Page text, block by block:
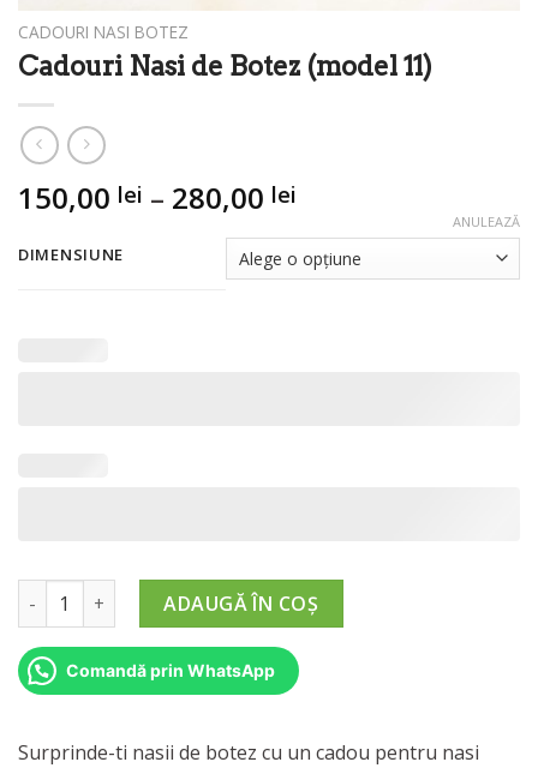
CADOURI NASI BOTEZ
Cadouri Nasi de Botez (model 11)
150,00 lei – 280,00 lei
prețuri:
150,00 lei
DIMENSIUNE
ANULEAZĂ
Cantitate Cadouri Nasi de Botez (model 11)
ADAUGĂ ÎN COȘ
Comandă prin WhatsApp
Surprinde-ti nasii de botez cu un cadou pentru nasi